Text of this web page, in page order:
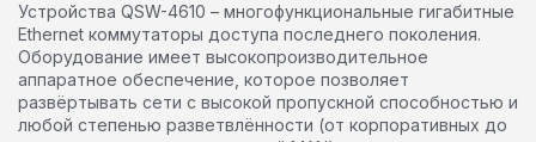
Устройства QSW-4610 – многофункциональные гигабитные
Ethernet коммутаторы доступа последнего поколения.
Оборудование имеет высокопроизводительное
аппаратное обеспечение, которое позволяет
развёртывать сети с высокой пропускной способностью и
любой степенью разветвлённости (от корпоративных до